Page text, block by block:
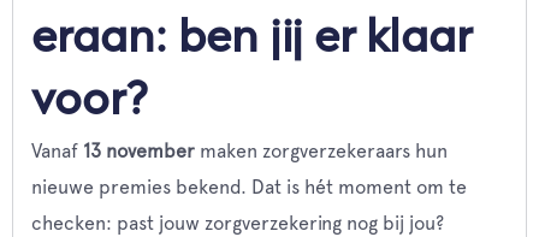
eraan: ben jij er klaar
voor?
Vanaf 13 november maken zorgverzekeraars hun
nieuwe premies bekend. Dat is hét moment om te
checken: past jouw zorgverzekering nog bij jou?